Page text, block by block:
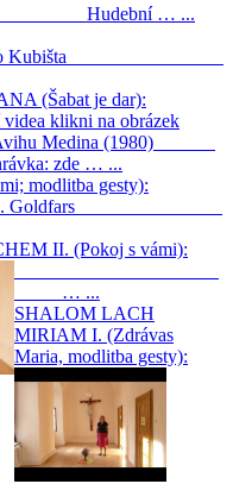
Hudební … ...
: Jaro Kubišta
(Šabat je dar):
klikni na obrázek
Avihu Medina (1980)
zde … ...
modlitba gesty):
E. Goldfars
II. (Pokoj s vámi):
… ...
SHALOM LACH
MIRIAM I. (Zdrávas
Maria, modlitba gesty):